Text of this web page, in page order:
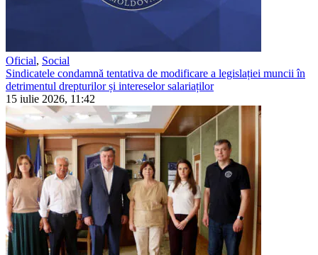
Oficial, Social
Sindicatele condamnă tentativa de modificare a legislației muncii în
detrimentul drepturilor și intereselor salariaților
15 iulie 2026, 11:42